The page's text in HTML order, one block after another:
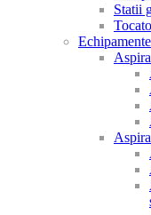
Statii